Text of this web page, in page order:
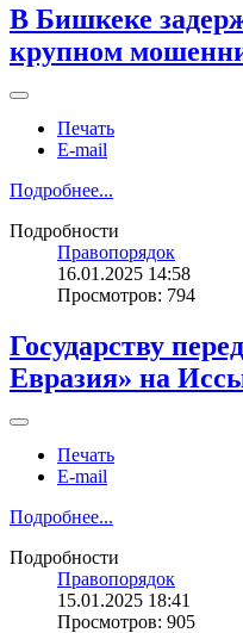
В Бишкеке
крупном
Печать
E-mail
Подробнее...
Подробности
Правопорядок
16.01.2025 14:58
Просмотров: 794
Государству
Евразия» на
Печать
E-mail
Подробнее...
Подробности
Правопорядок
15.01.2025 18:41
Просмотров: 905